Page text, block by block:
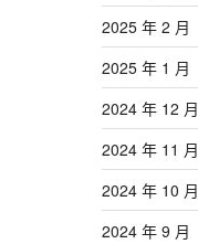
2025 年 2 月
2025 年 1 月
2024 年 12 月
2024 年 11 月
2024 年 10 月
2024 年 9 月